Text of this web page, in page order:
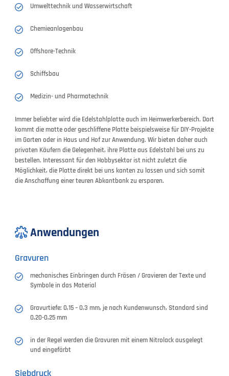
Umwelttechnik und Wasserwirtschaft
Chemieanlagenbau
Offshore-Technik
Schiffsbau
Medizin- und Pharmatechnik
Immer beliebter wird die Edelstahlplatte auch im Heimwerkerbereich. Dort
kommt die matte oder geschliffene Platte beispielsweise für DIY-Projekte
im Garten oder in Haus und Hof zur Anwendung. Wir bieten daher auch
privaten Käufern die Gelegenheit, ihre Platte aus Edelstahl bei uns zu
bestellen. Interessant für den Hobbysektor ist nicht zuletzt die
Möglichkeit, die Platte direkt bei uns kanten zu lassen und sich somit
die Anschaffung einer teuren Abkantbank zu ersparen.
Anwendungen
Gravuren
mechanisches Einbringen durch Fräsen / Gravieren der Texte und
Symbole in das Material
Gravurtiefe: 0,15 – 0,3 mm, je nach Kundenwunsch, Standard sind
0,20-0,25 mm
in der Regel werden die Gravuren mit einem Nitrolack ausgelegt
und eingefärbt
Siebdruck